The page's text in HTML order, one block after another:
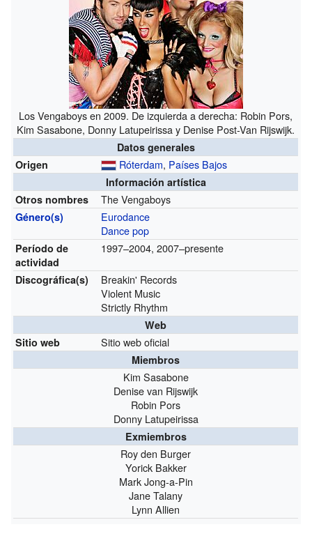
Los Vengaboys en 2009. De izquierda a derecha: Robin Pors,
Kim Sasabone, Donny Latupeirissa y Denise Post-Van Rijswijk.
Datos generales
Origen
Róterdam, Países Bajos
Información artística
Otros nombres
The Vengaboys
Género(s)
Eurodance
Dance pop
Período de
actividad
1997–2004, 2007–presente
Discográfica(s)
Breakin' Records
Violent Music
Strictly Rhythm
Web
Sitio web
Sitio web oficial
Miembros
Kim Sasabone
Denise van Rijswijk
Robin Pors
Donny Latupeirissa
Exmiembros
Roy den Burger
Yorick Bakker
Mark Jong-a-Pin
Jane Talany
Lynn Allien